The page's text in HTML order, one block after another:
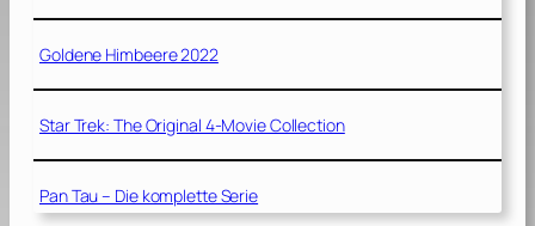
Goldene Himbeere 2022
Star Trek: The Original 4-Movie Collection
Pan Tau – Die komplette Serie